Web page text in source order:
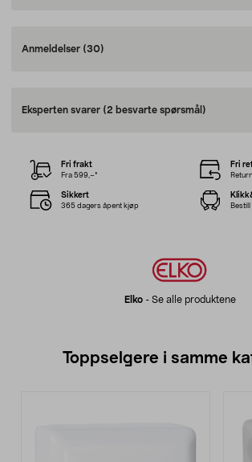
Anmeldelser (30)
Eksperten svarer (2 besvarte spørsmål)
Elko- Se alle produktene
Fri frakt
Fra 599,–*
Fri
Sikkert
365 dagers åpent kjøp Bestill
Toppselgere i samme